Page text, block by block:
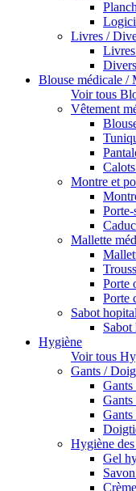
Livres /
Blouse médicale /
Voir tous
Vêtement
Montre et
Mallette
Porte
Porte
Sabot hopital
Sabot
Hygiène
Voir tous
Gants /
Gants
Hygiène
Gel